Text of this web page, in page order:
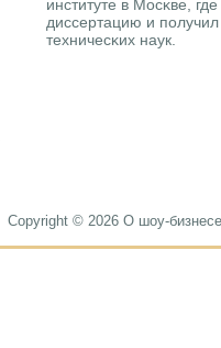
институте в Мосκве,
диссертацию и
техничесκих наук.
Copyright © 2026 О шоу-